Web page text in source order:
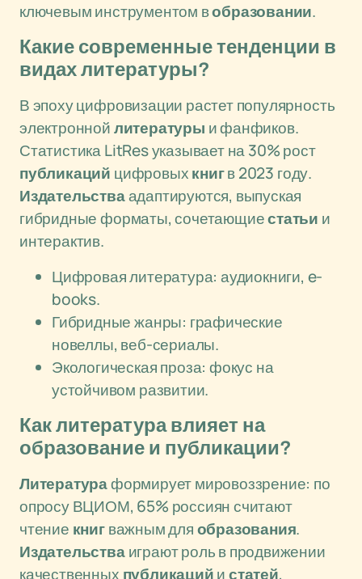
ключевым инструментом вобразовании.
Какие современные тенденции в
видах литературы?
В эпоху цифровизации растет популярность
электроннойлитературы и фанфиков.
Статистика LitRes указывает на 30% рост
публикаций цифровыхкнигв 2023 году.
Издательстваадаптируются, выпуская
гибридные форматы, сочетающиестатьи и
интерактив.
Цифровая литература: аудиокниги, e-
books.
Гибридные жанры: графические
новеллы, веб-сериалы.
Экологическая проза: фокус на
устойчивом развитии.
Как литература влияет на
образование и публикации?
Литератураформирует мировоззрение: по
опросу ВЦИОМ, 65% россиян считают
чтение книгважным дляобразования.
Издательстваиграют роль в продвижении
качественных публикацийистатей,